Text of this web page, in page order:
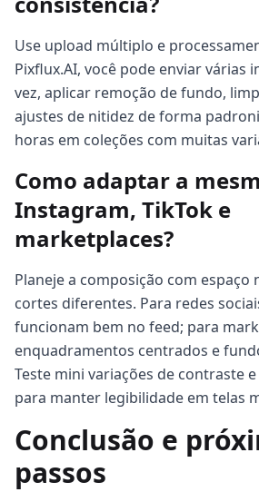
Use upload múltiplo e
Pixflux.AI, você pode enviar várias
vez, aplicar remoção de fundo,
ajustes de nitidez de forma
horas em coleções com muitas
Como adaptar a
Instagram, TikTok e
marketplaces?
Planeje a composição com espaço
cortes diferentes. Para redes
funcionam bem no feed; para
enquadramentos centrados e
Teste mini variações de contraste
para manter legibilidade em telas
Conclusão e
passos